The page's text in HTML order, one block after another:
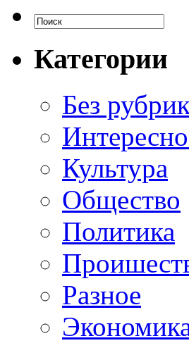
Категории
Без
Культура
Общество
Политика
Разное